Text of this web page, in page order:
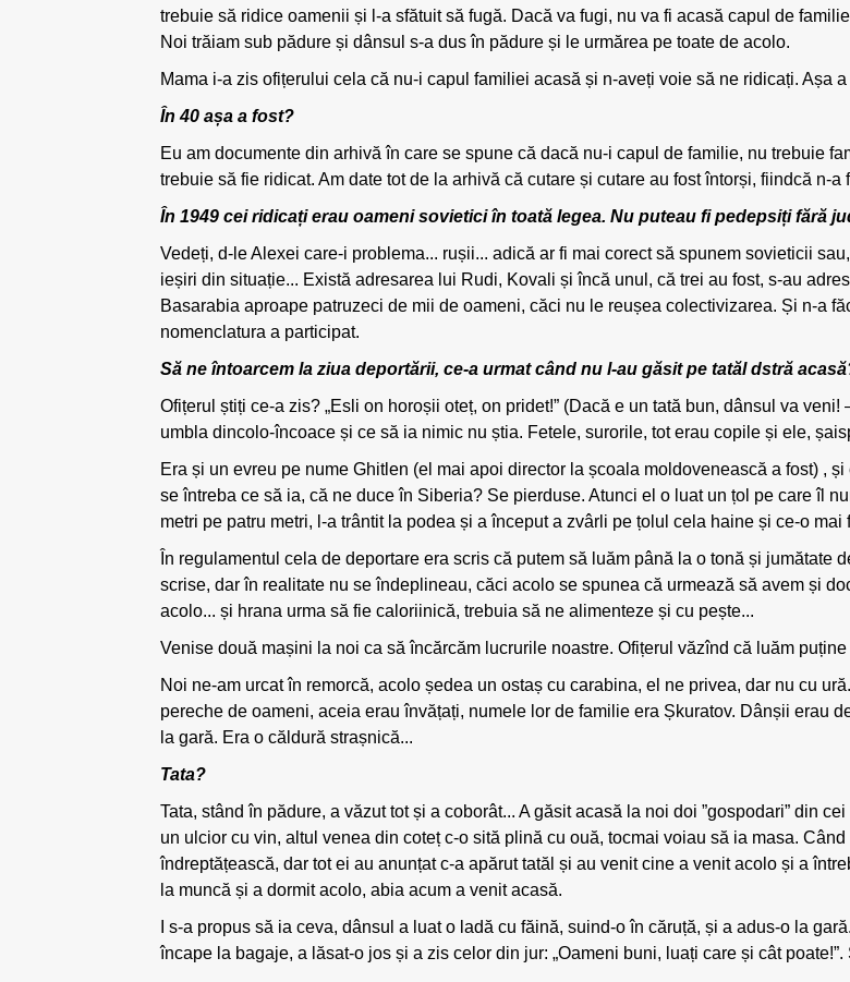
trebuie să ridice oamenii și l-a sfătuit să fugă. Dacă va fugi, nu va fi acasă capul de
Noi trăiam sub pădure și dânsul s-a dus în pădure și le urmărea pe toate de acolo.
Mama i-a zis ofițerului cela că nu-i capul familiei acasă și n-aveți voie să ne ridicați. Așa
În 40 așa a fost?
Eu am documente din arhivă în care se spune că dacă nu-i capul de familie, nu trebuie
trebuie să fie ridicat. Am date tot de la arhivă că cutare și cutare au fost întorși, fiindcă n-a
În 1949 cei ridicați erau oameni sovietici în toată legea. Nu puteau fi pedepsiți fără
Vedeți, d-le Alexei care-i problema... rușii... adică ar fi mai corect să spunem sovieticii
ieșiri din situație... Există adresarea lui Rudi, Kovali și încă unul, că trei au fost, s-au
Basarabia aproape patruzeci de mii de oameni, căci nu le reușea colectivizarea. Și n-a
nomenclatura a participat.
Să ne întoarcem la ziua deportării, ce-a urmat când nu l-au găsit pe tatăl dstră
Ofițerul știți ce-a zis? „Esli on horoșii oteț, on pridet!” (Dacă e un tată bun, dânsul va
umbla dincolo-încoace și ce să ia nimic nu știa. Fetele, surorile, tot erau copile și ele,
Era și un evreu pe nume Ghitlen (el mai apoi director la școala moldovenească a fost) , și
se întreba ce să ia, că ne duce în Siberia? Se pierduse. Atunci el o luat un țol pe care îl
metri pe patru metri, l-a trântit la podea și a început a zvârli pe țolul cela haine și ce-o mai
În regulamentul cela de deportare era scris că putem să luăm până la o tonă și jumătate
scrise, dar în realitate nu se îndeplineau, căci acolo se spunea că urmează să avem și
acolo... și hrana urma să fie caloriinică, trebuia să ne alimenteze și cu pește...
Venise două mașini la noi ca să încărcăm lucrurile noastre. Ofițerul văzînd că luăm
Noi ne-am urcat în remorcă, acolo ședea un ostaș cu carabina, el ne privea, dar nu cu
pereche de oameni, aceia erau învățați, numele lor de familie era Șkuratov. Dânșii erau
la gară. Era o căldură strașnică...
Tata?
Tata, stând în pădure, a văzut tot și a coborât... A găsit acasă la noi doi ”gospodari” din
un ulcior cu vin, altul venea din coteț c-o sită plină cu ouă, tocmai voiau să ia masa.
îndreptățească, dar tot ei au anunțat c-a apărut tatăl și au venit cine a venit acolo și a
la muncă și a dormit acolo, abia acum a venit acasă.
I s-a propus să ia ceva, dânsul a luat o ladă cu făină, suind-o în căruță, și a adus-o la
încape la bagaje, a lăsat-o jos și a zis celor din jur: „Oameni buni, luați care și cât